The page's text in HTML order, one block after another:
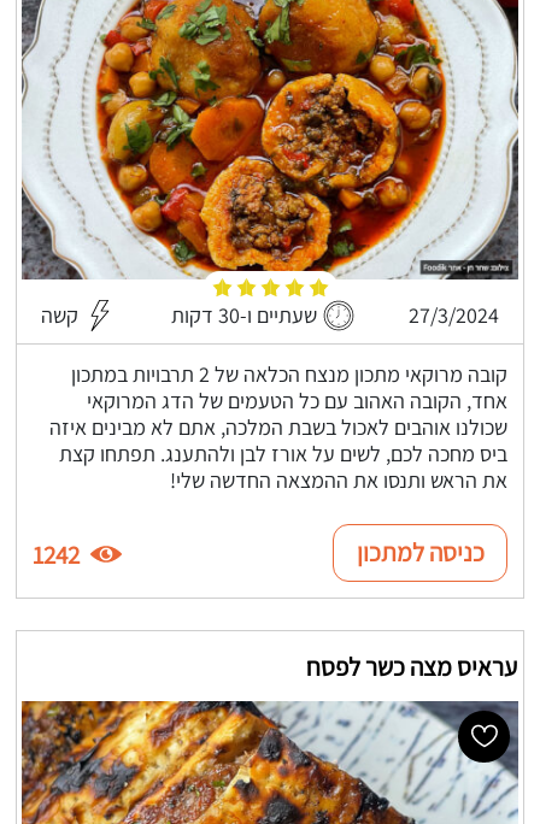
27/3/2024 שעתיים ו-30 דקות קשה
קובה מרוקאי מתכון מנצח הכלאה של 2 תרבויות במתכון
אחד, הקובה האהוב עם כל הטעמים של הדג המרוקאי
שכולנו אוהבים לאכול בשבת המלכה, אתם לא מבינים איזה
ביס מחכה לכם, לשים על אורז לבן ולהתענג. תפתחו קצת
את הראש ותנסו את ההמצאה החדשה שלי!
כניסה למתכון 1242
עראיס מצה כשר לפסח